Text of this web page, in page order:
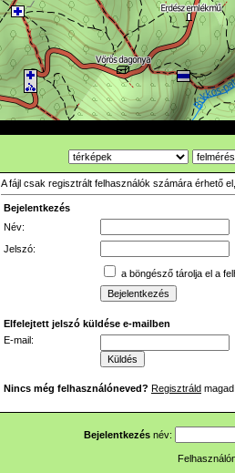
A fájl csak regisztrált felhasználók számára érhető
Bejelentkezés
Név:
Jelszó:
a böngésző tárolja el a
Elfelejtett jelszó küldése e-mailben
E-mail:
Nincs még felhasználóneved? Regisztráld
Bejelentkezés név: